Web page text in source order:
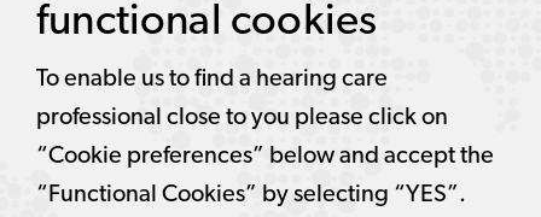
functional cookies
To enable us to find a hearing care
professional close to you please click on
“Cookie preferences” below and accept the
“Functional Cookies” by selecting “YES”.